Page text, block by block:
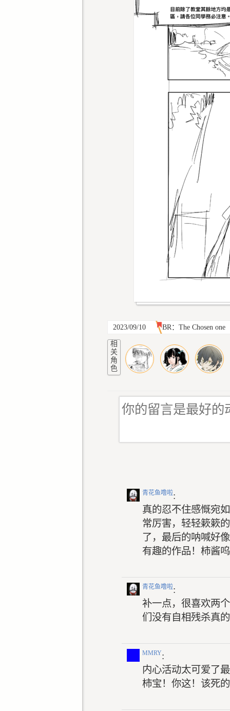
2023/09/10 BR：The Chosen one
相
关
角
色
青花鱼噜啦:
真的忍不住感慨宛
常厉害，轻轻簌簌
了，最后的呐喊好
有趣的作品！柿酱
青花鱼噜啦:
补一点，很喜欢两
们没有自相残杀真
MMRY:
内心活动太可爱了
柿宝！你这！该死